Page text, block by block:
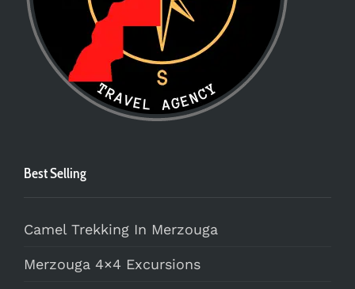
Best Selling
Camel Trekking In Merzouga
Merzouga 4×4 Excursions